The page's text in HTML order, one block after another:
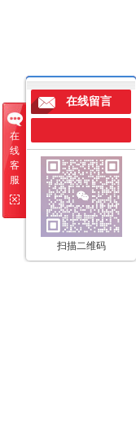
在
线
客
服
在线留言
扫描二维码